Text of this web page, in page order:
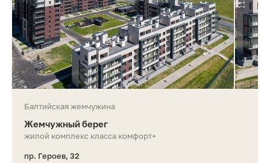
Балтийская жемчужина
Жемчужный берег
жилой комплекс класса комфорт+
пр. Героев, 32